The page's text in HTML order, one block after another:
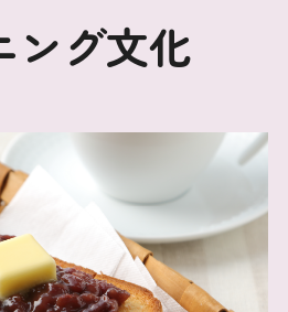
ング文化